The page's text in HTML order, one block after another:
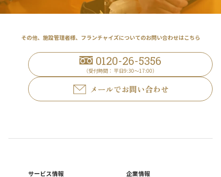
その他、施設管理者様、 フランチャイズについてのお問い合わせはこちら
0120-26-5356
（受付時間： 平日9:30～17:00）
メールでお問い合わせ
サービス情報 企業情報